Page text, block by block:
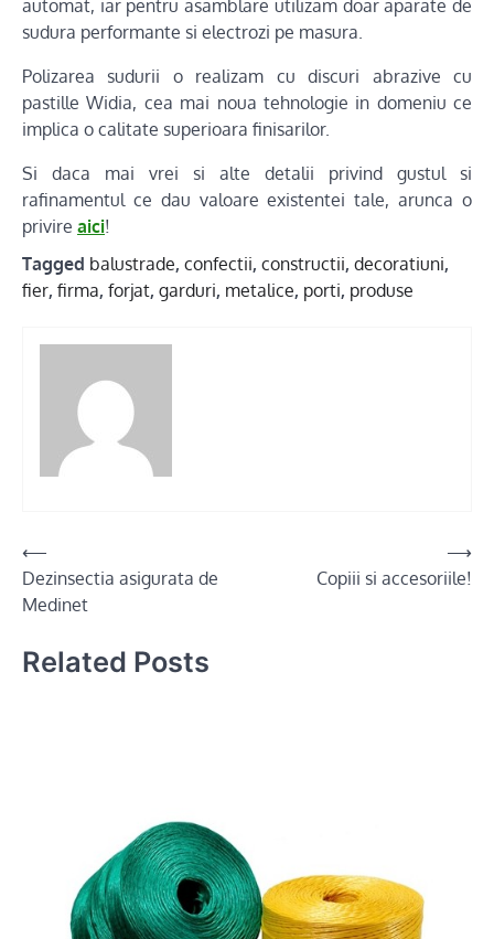
automat, iar pentru asamblare utilizam doar aparate de
sudura performante si electrozi pe masura.
Polizarea sudurii o realizam cu discuri abrazive cu
pastille Widia, cea mai noua tehnologie in domeniu ce
implica o calitate superioara finisarilor.
Si daca mai vrei si alte detalii privind gustul si
rafinamentul ce dau valoare existentei tale, arunca o
privire aici!
Tagged balustrade, confectii, constructii, decoratiuni,
fier, firma, forjat, garduri, metalice, porti, produse
Post
navigation
⟵
Dezinsectia asigurata de
Medinet
Copiii si accesoriile!
⟶
Related Posts